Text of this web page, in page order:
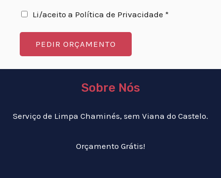
Li/aceito a Política de Privacidade *
PEDIR ORÇAMENTO
Sobre Nós
Serviço de Limpa Chaminés, sem Viana do Castelo.
Orçamento Grátis!